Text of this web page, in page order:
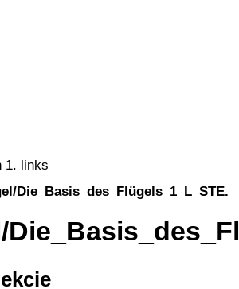
Die_Basis_des_Flügels_1_L_STE.